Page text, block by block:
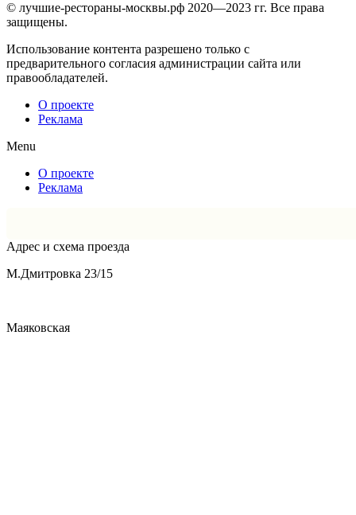
© лучшие-рестораны-москвы.рф 2020—2023 гг. Все права
защищены.
Использование контента разрешено только с
предварительного согласия администрации сайта или
правообладателей.
О проекте
Реклама
Menu
О проекте
Реклама
Адрес и схема проезда
М.Дмитровка 23/15
Маяковская